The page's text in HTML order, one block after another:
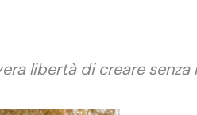
libertà di creare senza